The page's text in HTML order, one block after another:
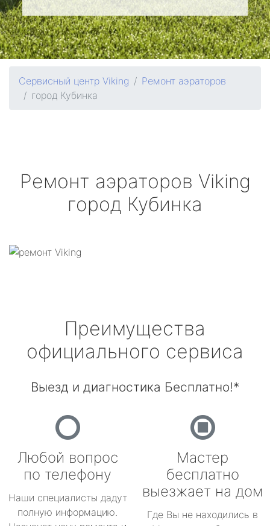
Сервисный центр Viking
Ремонт аэраторов
город Кубинка
Ремонт аэраторов Viking
город Кубинка
Преимущества
официального сервиса
Выезд и диагностика Бесплатно!*
Любой вопрос
по телефону
Наши специалисты дадут
полную информацию.
Мастер
бесплатно
выезжает на дом
Где Вы не находились в